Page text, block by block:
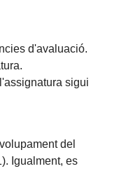
d'avaluació.
sigui
del
Igualment, es